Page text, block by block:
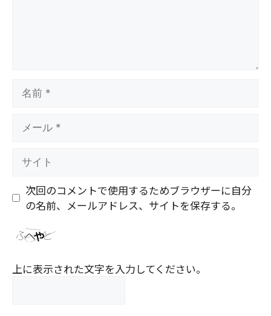
次回のコメントで使用するためブラウザーに自分
の名前、メールアドレス、サイトを保存する。
上に表示された文字を入力してください。